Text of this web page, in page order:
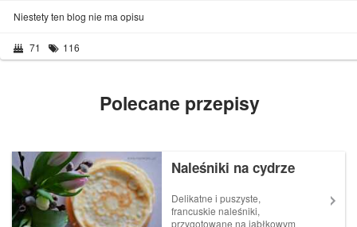
Niestety ten blog nie ma opisu
71 116
Polecane przepisy
Naleśniki na cydrze
Delikatne i puszyste,
francuskie naleśniki,
przygotowane na jabłkowym